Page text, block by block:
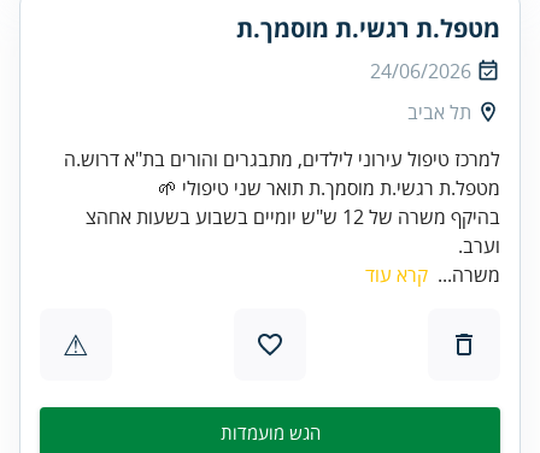
מטפל.ת רגשי.ת מוסמך.ת
24/06/2026
תל אביב
למרכז טיפול עירוני לילדים, מתבגרים והורים בת"א דרוש.ה
בהיקף משרה של 12 ש"ש יומיים בשבוע בשעות אחהצ
וערב.
משרה... קרא עוד
⚠
הגש מועמדות